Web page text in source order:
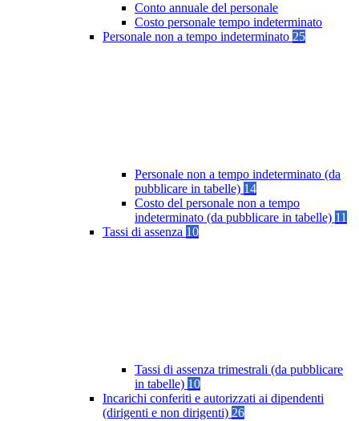
Conto annuale del personale
Costo personale tempo indeterminato
Personale non a tempo indeterminato 25
Personale non a tempo indeterminato (da
pubblicare in tabelle) 14
Costo del personale non a tempo
indeterminato (da pubblicare in tabelle) 11
Tassi di assenza 10
Tassi di assenza trimestrali (da pubblicare
in tabelle) 10
Incarichi conferiti e autorizzati ai dipendenti
(dirigenti e non dirigenti) 26